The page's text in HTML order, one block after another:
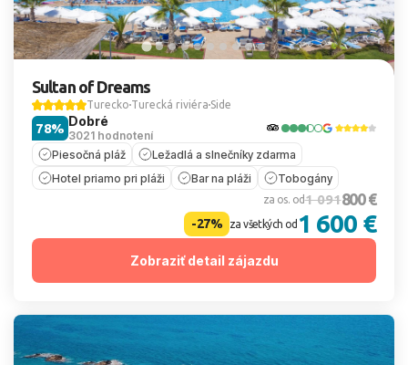
Sultan of Dreams
Turecko Turecká riviéra Side
Dobré
3021 hodnotení
78%
Piesočná pláž
Ležadlá a slnečníky zdarma
Hotel priamo pri pláži
Bar na pláži Tobogány
za os. od1 091800 €
-27% za všetkých od 1 600 €
Zobraziť detail zájazdu